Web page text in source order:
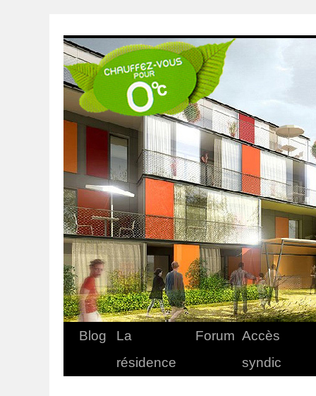
Blog
La
résidence
Forum Accès
syndic